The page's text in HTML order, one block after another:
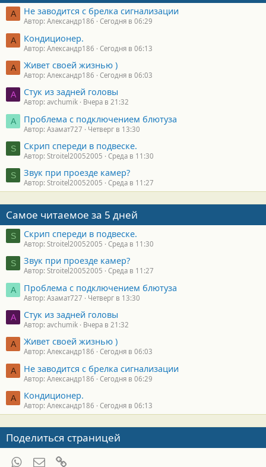
А Не заводится с брелка сигнализации
Автор: Александр186 Сегодня в 06:29
А Кондиционер.
Автор: Александр186 Сегодня в 06:13
А Живет своей жизнью )
Автор: Александр186 Сегодня в 06:03
A Стук из задней головы
Автор: avchumik Вчера в 21:32
А Проблема с подключением блютуза
Автор: Азамат727 Четверг в 13:30
S Скрип спереди в подвеске.
Автор: Stroitel20052005 Среда в 11:30
S Звук при проезде камер?
Автор: Stroitel20052005 Среда в 11:27
Самое читаемое за 5 дней
S Скрип спереди в подвеске.
Автор: Stroitel20052005 Среда в 11:30
S Звук при проезде камер?
Автор: Stroitel20052005 Среда в 11:27
А Проблема с подключением блютуза
Автор: Азамат727 Четверг в 13:30
A Стук из задней головы
Автор: avchumik Вчера в 21:32
А Живет своей жизнью )
Автор: Александр186 Сегодня в 06:03
А Не заводится с брелка сигнализации
Автор: Александр186 Сегодня в 06:29
А Кондиционер.
Автор: Александр186 Сегодня в 06:13
Поделиться страницей
WhatsAppЭлектронная почта